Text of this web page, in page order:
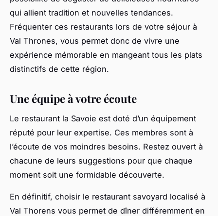
qui allient tradition et nouvelles tendances.
Fréquenter ces restaurants lors de votre séjour à
Val Thrones, vous permet donc de vivre une
expérience mémorable en mangeant tous les plats
distinctifs de cette région.
Une équipe à votre écoute
Le restaurant la Savoie est doté d’un équipement
réputé pour leur expertise. Ces membres sont à
l’écoute de vos moindres besoins. Restez ouvert à
chacune de leurs suggestions pour que chaque
moment soit une formidable découverte.
En définitif, choisir le restaurant savoyard localisé à
Val Thorens vous permet de dîner différemment en